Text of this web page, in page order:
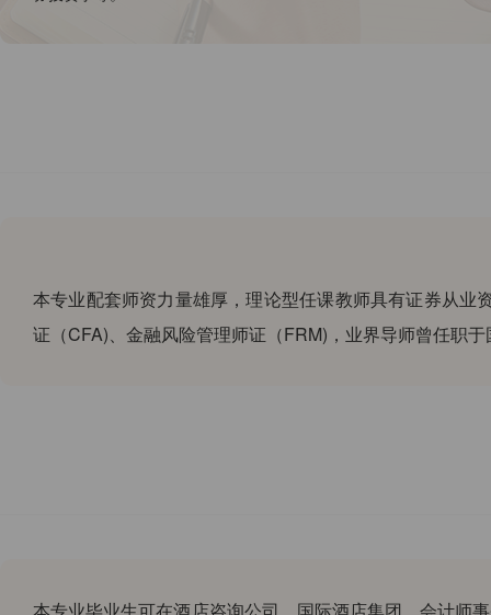
本专业配套师资力量雄厚，理论型任课教师具有证券从
证（CFA)、金融风险管理师证（FRM)，业界导师曾任职